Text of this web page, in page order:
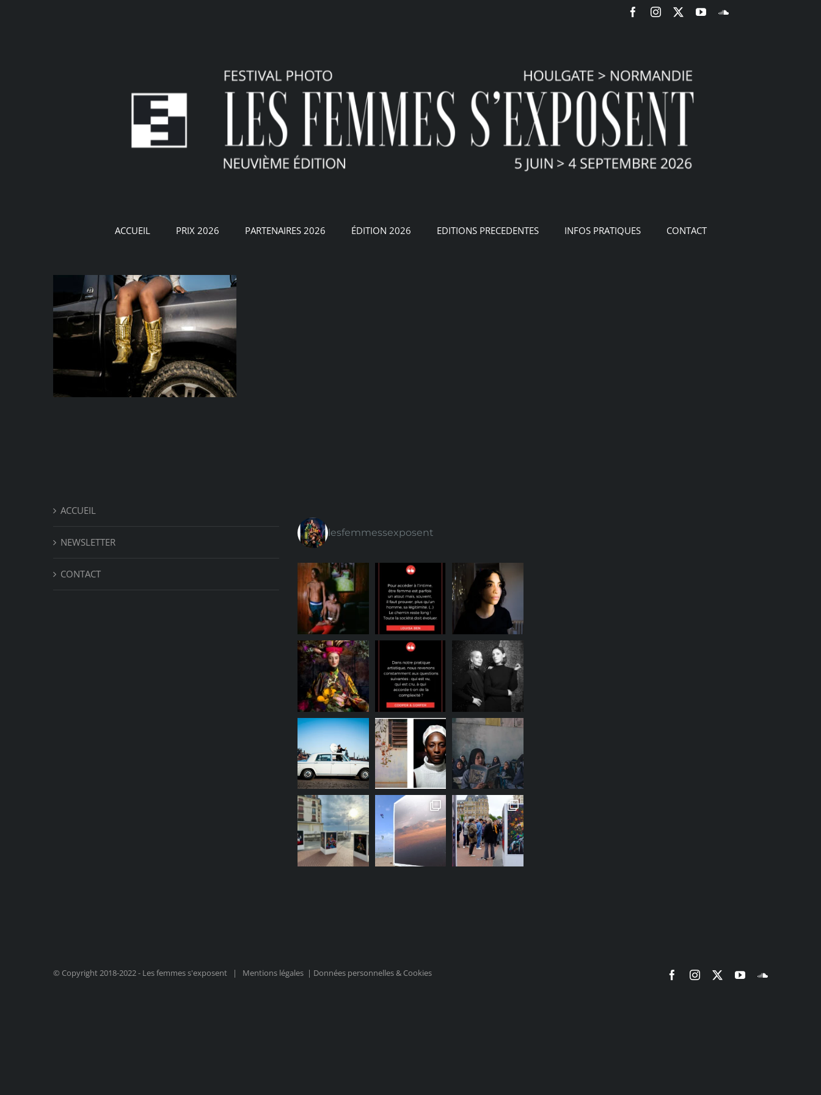
FacebookInstagram
X YouTubeSoundCloud
ACCUEIL PRIX 2026 PARTENAIRES 2026 ÉDITION 2026 EDITIONS PRECEDENTES INFOS PRATIQUES CONTACT
ACCUEIL
NEWSLETTER
CONTACT
lesfemmessexposent
© Copyright 2018-2022 - Les femmes s'exposent | Mentions légales | Données personnelles & Cookies FacebookInstagramYouTubeSoundCloud